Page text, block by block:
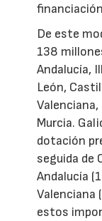
De este
138
Andalucía,
León,
Murcia.
dotación
seguida de
Andalucía
Valenciana
estos